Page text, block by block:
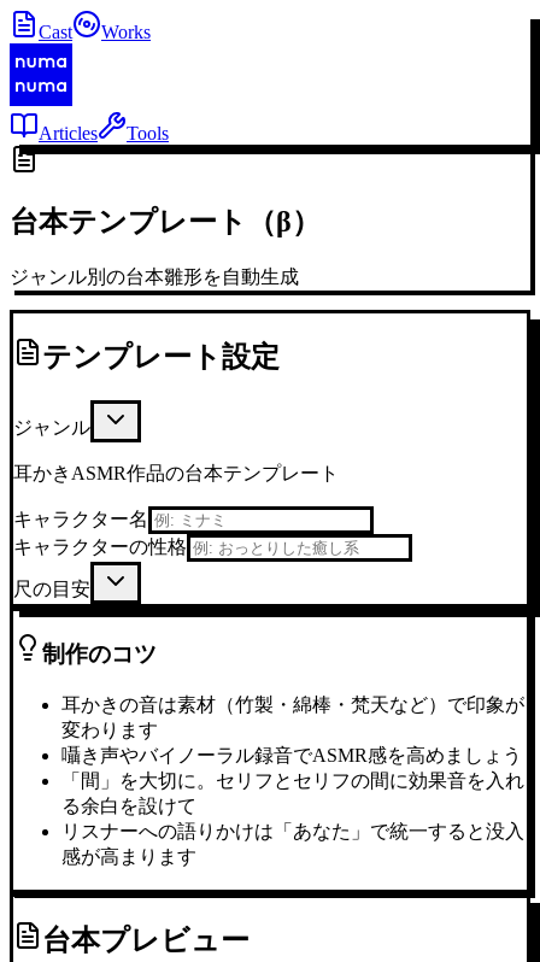
Cast Works
Articles Tools
台本テンプレート（β）
ジャンル別の台本雛形を自動生成
テンプレート設定
ジャンル
耳かきASMR作品の台本テンプレート
キャラクター名
キャラクターの性格
尺の目安
制作のコツ
耳かきの音は素材（竹製・綿棒・梵天など）で印象が
変わります
囁き声やバイノーラル録音でASMR感を高めましょう
「間」を大切に。セリフとセリフの間に効果音を入れ
る余白を設けて
リスナーへの語りかけは「あなた」で統一すると没入
感が高まります
台本プレビュー